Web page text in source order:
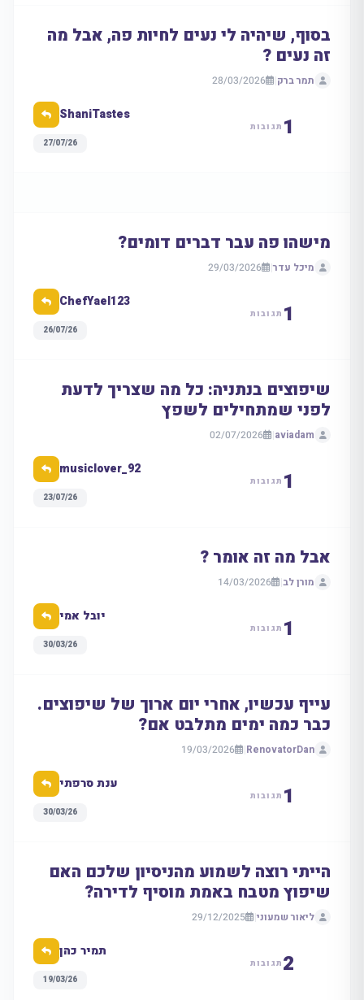
בסוף, שיהיה לי נעים לחיות פה, אבל מה
זה נעים ?
תמר ברק|
28/03/2026
1 תגובות
ShaniTastes
27/07/26
מישהו פה עבר דברים דומים?
מיכל עדר|
29/03/2026
1 תגובות
ChefYael123
26/07/26
שיפוצים בנתניה: כל מה שצריך לדעת
לפני שמתחילים לשפץ
aviadam
|
02/07/2026
1 תגובות
musiclover_92
23/07/26
אבל מה זה אומר ?
מורן לב|
14/03/2026
1 תגובות
יובל אמי
30/03/26
עייף עכשיו, אחרי יום ארוך של שיפוצים.
כבר כמה ימים מתלבט אם?
RenovatorDan
|
19/03/2026
1 תגובות
ענת סרפתי
30/03/26
הייתי רוצה לשמוע מהניסיון שלכם האם
שיפוץ מטבח באמת מוסיף לדירה?
ליאור שמעוני|
29/12/2025
2 תגובות
תמיר כהן
19/03/26